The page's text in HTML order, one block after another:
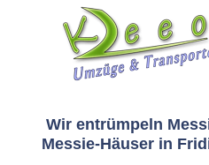
Wir entrümpeln
Messie-Häuser in